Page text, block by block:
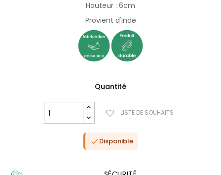
Hauteur : 6cm
Provient d'Inde
Quantité
LISTE DE SOUHAITS
Disponible